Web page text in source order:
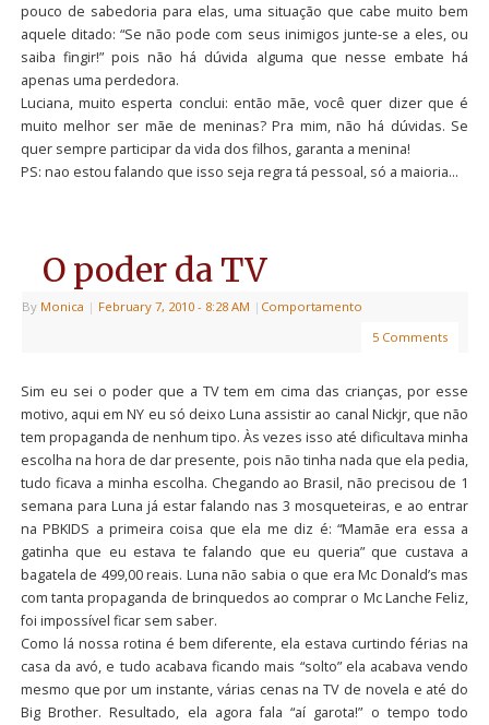
pouco de sabedoria para elas, uma situação que cabe muito bem
aquele ditado: “Se não pode com seus inimigos junte-se a eles, ou
saiba fingir!” pois não há dúvida alguma que nesse embate há
apenas uma perdedora.
Luciana, muito esperta conclui: então mãe, você quer dizer que é
muito melhor ser mãe de meninas? Pra mim, não há dúvidas. Se
quer sempre participar da vida dos filhos, garanta a menina!
PS: nao estou falando que isso seja regra tá pessoal, só a maioria…
O poder da TV
By Monica | February 7, 2010 - 8:28 AM | Comportamento
5 Comments
Sim eu sei o poder que a TV tem em cima das crianças, por esse
motivo, aqui em NY eu só deixo Luna assistir ao canal Nickjr, que não
tem propaganda de nenhum tipo. Às vezes isso até dificultava minha
escolha na hora de dar presente, pois não tinha nada que ela pedia,
tudo ficava a minha escolha. Chegando ao Brasil, não precisou de 1
semana para Luna já estar falando nas 3 mosqueteiras, e ao entrar
na PBKIDS a primeira coisa que ela me diz é: “Mamãe era essa a
gatinha que eu estava te falando que eu queria” que custava a
bagatela de 499,00 reais. Luna não sabia o que era Mc Donald’s mas
com tanta propaganda de brinquedos ao comprar o Mc Lanche Feliz,
foi impossível ficar sem saber.
Como lá nossa rotina é bem diferente, ela estava curtindo férias na
casa da avó, e tudo acabava ficando mais “solto” ela acabava vendo
mesmo que por um instante, várias cenas na TV de novela e até do
Big Brother. Resultado, ela agora fala “aí garota!” o tempo todo